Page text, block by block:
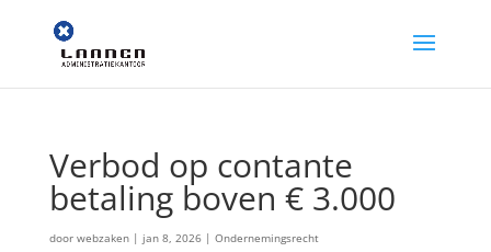
Verbod op contante
betaling boven € 3.000
door webzaken| jan 8, 2026| Ondernemingsrecht